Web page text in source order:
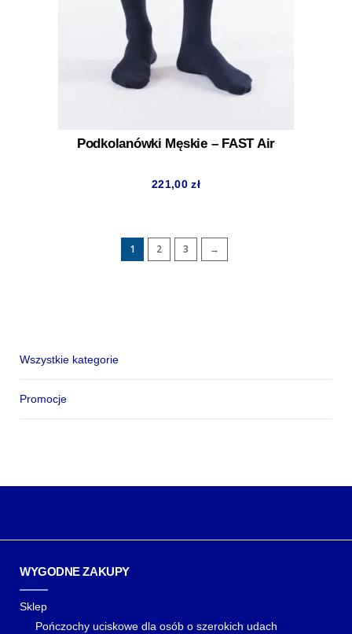
Podkolanówki Męskie – FAST Air
221,00zł
1 2 3 →
Wszystkie kategorie
Promocje
WYGODNE ZAKUPY
Sklep
Pończochy uciskowe dla osób o szerokich udach